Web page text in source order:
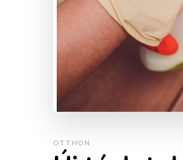
OTTHON